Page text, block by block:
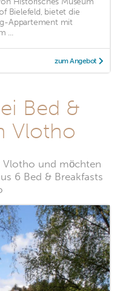
Bielefeld, bietet die
Appartement mit
...
zum Angebot
Bed &
Vlotho
Vlotho und möchten
6 Bed & Breakfasts